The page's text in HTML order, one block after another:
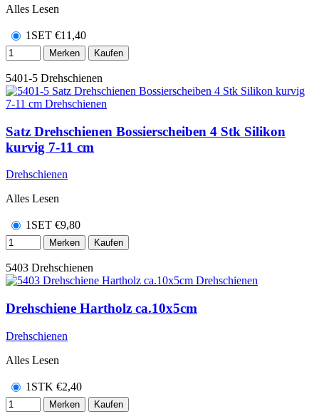
Alles Lesen
1SET €11,40
Merken Kaufen
5401-5 Drehschienen
Satz Drehschienen Bossierscheiben 4 Stk Silikon
kurvig 7-11 cm
Drehschienen
Alles Lesen
1SET €9,80
Merken Kaufen
5403 Drehschienen
Drehschiene Hartholz ca.10x5cm
Drehschienen
Alles Lesen
1STK €2,40
Merken Kaufen